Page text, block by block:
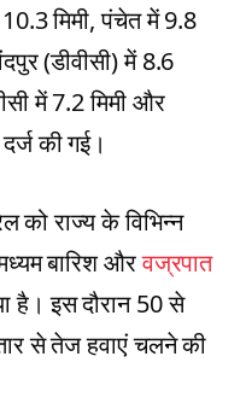
मिमी, पंचेत में 9.8
(डीवीसी) में 8.6
में 7.2 मिमी और
की गई।
को राज्य के विभिन्न
बारिश औरवज्रपात
है। इस दौरान 50 से
से तेज हवाएं चलने की